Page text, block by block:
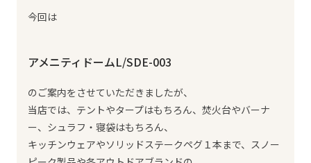
今回は
アメニティドームL/SDE-003
のご案内をさせていただきましたが、
当店では、テントやタープはもちろん、焚火台やバーナ
ー、シュラフ・寝袋はもちろん、
キッチンウェアやソリッドステークペグ１本まで、スノー